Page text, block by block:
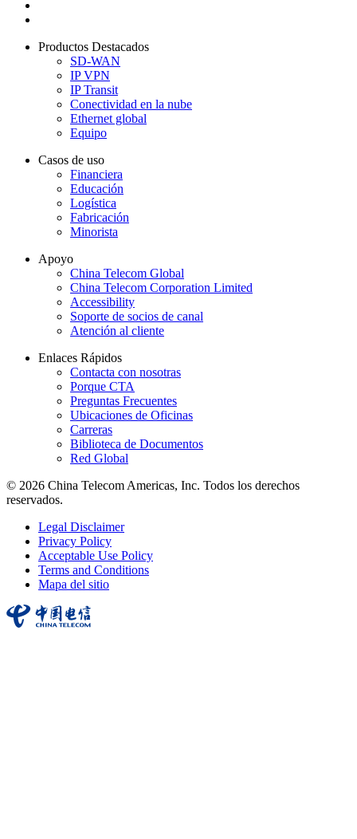
Productos Destacados
SD-WAN
IP VPN
IP Transit
Conectividad en la nube
Ethernet global
Equipo
Casos de uso
Financiera
Educación
Logística
Fabricación
Minorista
Apoyo
China Telecom Global
China Telecom Corporation Limited
Accessibility
Soporte de socios de canal
Atención al cliente
Enlaces Rápidos
Contacta con nosotras
Porque CTA
Preguntas Frecuentes
Ubicaciones de Oficinas
Carreras
Biblioteca de Documentos
Red Global
© 2026 China Telecom Americas, Inc. Todos los derechos
reservados.
Legal Disclaimer
Privacy Policy
Acceptable Use Policy
Terms and Conditions
Mapa del sitio